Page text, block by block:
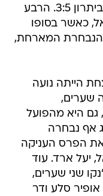
המשחק וירדו להפסקת המחצית ביתרון 3:5. הרבע
כאשר בסופו
5:10 לטובת הנבחרת המארחת,
הייתה נועה
שערים,
גם היא מהפועל
אף נבחרה
הפרס העניקה
יעל ארד. עוד
שני שערים,
סלע ודר